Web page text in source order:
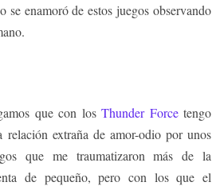
enamoró de estos juegos observando
que con losThunder Forcetengo
relación extraña de amor-odio por unos
que me traumatizaron más de la
de pequeño, pero con los que el